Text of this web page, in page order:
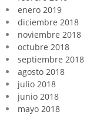
enero 2019
diciembre 2018
noviembre 2018
octubre 2018
septiembre 2018
agosto 2018
julio 2018
junio 2018
mayo 2018